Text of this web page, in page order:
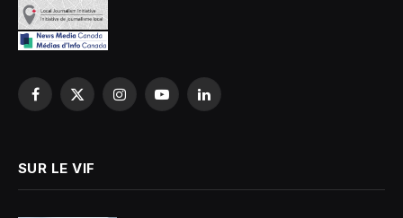
Facebook
X
InstagramYouTubeLinkedIn
SUR LE VIF